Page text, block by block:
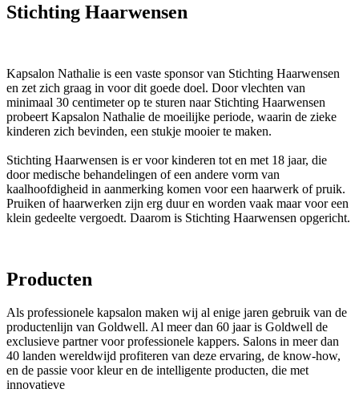
Stichting Haarwensen
Kapsalon Nathalie is een vaste sponsor van Stichting Haarwensen
en zet zich graag in voor dit goede doel. Door vlechten van
minimaal 30 centimeter op te sturen naar Stichting Haarwensen
probeert Kapsalon Nathalie de moeilijke periode, waarin de zieke
kinderen zich bevinden, een stukje mooier te maken.
Stichting Haarwensen is er voor kinderen tot en met 18 jaar, die
door medische behandelingen of een andere vorm van
kaalhoofdigheid in aanmerking komen voor een haarwerk of pruik.
Pruiken of haarwerken zijn erg duur en worden vaak maar voor een
klein gedeelte vergoedt. Daarom is Stichting Haarwensen opgericht.
Producten
Als professionele kapsalon maken wij al enige jaren gebruik van de
productenlijn van Goldwell. Al meer dan 60 jaar is Goldwell de
exclusieve partner voor professionele kappers. Salons in meer dan
40 landen wereldwijd profiteren van deze ervaring, de know-how,
en de passie voor kleur en de intelligente producten, die met
innovatieve